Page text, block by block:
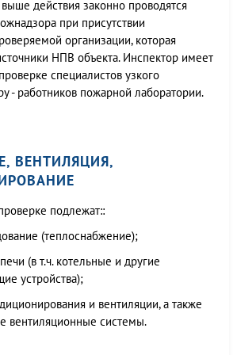
действия законно проводятся
при присутствии
организации, которая
НПВ объекта. Инспектор имеет
специалистов узкого
- работников пожарной лаборатории.
ВЕНТИЛЯЦИЯ,
подлежат::
(теплоснабжение);
(в т.ч. котельные и другие
устройства);
и вентиляции, а также
вентиляционные системы.